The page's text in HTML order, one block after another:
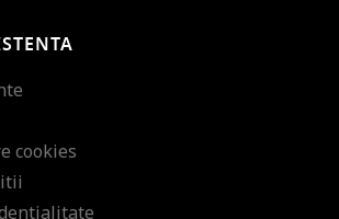
ultimele tendinte in moda!
cookies